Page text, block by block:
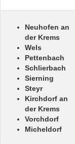
Neuhofen an
der Krems
Wels
Pettenbach
Schlierbach
Sierning
Steyr
Kirchdorf an
der Krems
Vorchdorf
Micheldorf